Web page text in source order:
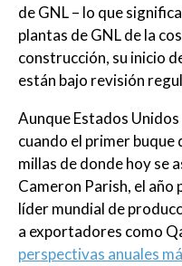
de GNL – lo que
plantas de GNL de la
construcción, su inicio
están bajo revisión
Aunque Estados
cuando el primer buque
millas de donde hoy se
Cameron Parish, el año
líder mundial de
a exportadores como
perspectivas anuales